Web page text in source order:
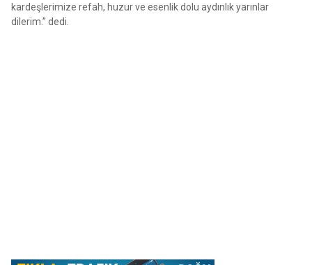
kardeşlerimize refah, huzur ve esenlik dolu aydınlık yarınlar
dilerim.” dedi.